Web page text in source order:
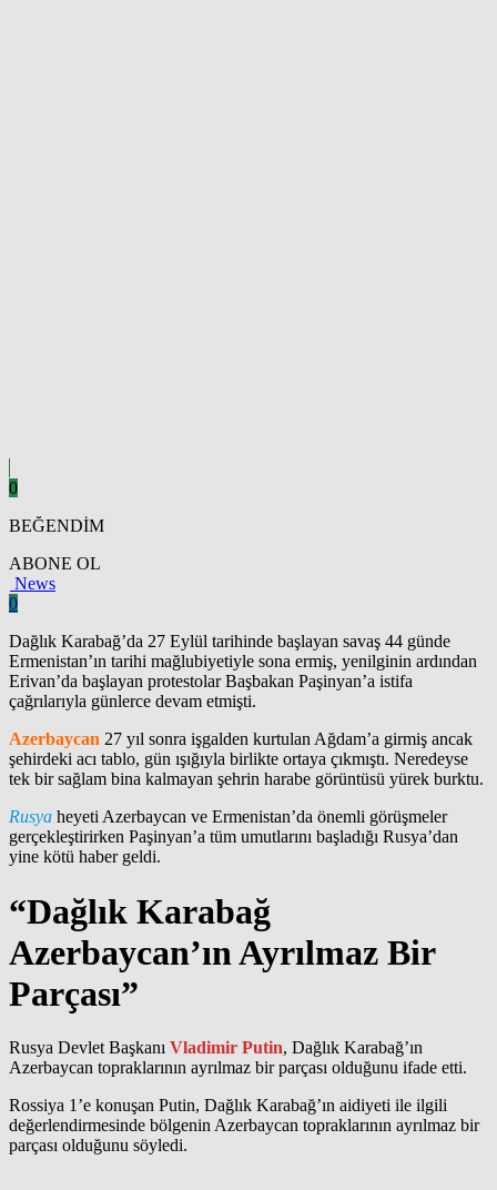
0
BEĞENDİM
ABONE OL
News
0
Dağlık Karabağ’da 27 Eylül tarihinde başlayan savaş 44 günde
Ermenistan’ın tarihi mağlubiyetiyle sona ermiş, yenilginin ardından
Erivan’da başlayan protestolar Başbakan Paşinyan’a istifa
çağrılarıyla günlerce devam etmişti.
Azerbaycan 27 yıl sonra işgalden kurtulan Ağdam’a girmiş ancak
şehirdeki acı tablo, gün ışığıyla birlikte ortaya çıkmıştı. Neredeyse
tek bir sağlam bina kalmayan şehrin harabe görüntüsü yürek burktu.
Rusya heyeti Azerbaycan ve Ermenistan’da önemli görüşmeler
gerçekleştirirken Paşinyan’a tüm umutlarını başladığı Rusya’dan
yine kötü haber geldi.
“Dağlık Karabağ
Azerbaycan’ın Ayrılmaz Bir
Parçası”
Rusya Devlet Başkanı Vladimir Putin, Dağlık Karabağ’ın
Azerbaycan topraklarının ayrılmaz bir parçası olduğunu ifade etti.
Rossiya 1’e konuşan Putin, Dağlık Karabağ’ın aidiyeti ile ilgili
değerlendirmesinde bölgenin Azerbaycan topraklarının ayrılmaz bir
parçası olduğunu söyledi.